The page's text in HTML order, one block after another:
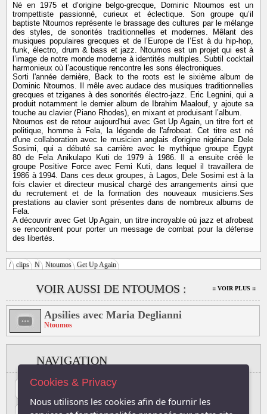
/ clips N Ntoumos Get Up Again
VOIR AUSSI DE NTOUMOS : :: VOIR PLUS ::
Apsilies avec Maria Deglianni
Ntoumos
NAVIGATION
A B C D
Né en 1975 et d’origine belgo-grecque, Dominic Ntoumos est un
trompettiste passionné, curieux et éclectique. Son groupe qu’il
baptiste Ntoumos représente le brassage des cultures par le mélange
des styles, de sonorités traditionnelles et modernes. Mêlant des
musiques populaires grecques et de l’Europe de l’Est à du hip-hop,
funk, électro, drum & bass et jazz. Ntoumos est un projet qui est à
l’image de notre monde moderne à identités multiples. Subtil cocktail
harmonieux où l’acoustique rencontre les sons électroniques.
Sorti l'année dernière, Back to the roots est le sixième album de
Dominic Ntoumos. Il mêle avec audace des musiques traditionnelles
grecques et tziganes à des sonorités électro-jazz. Eric Legnini, qui a
produit notamment le dernier album de Ibrahim Maalouf, y ajoute sa
touche au clavier (Piano Rhodes), en mixant et produisant l’album.
Ntoumos est de retour aujourd'hui avec Get Up Again, un titre fort et
politique, homme à Fela, la légende de l'afrobeat. Cet titre est né
d'une collaboration avec le musicien anglais d'origine nigériane Dele
Sosimi, qui a débuté sa carrière avec le mythique groupe Egypt
80 de Fela Anikulapo Kuti de 1979 à 1986. Il a ensuite créé le
groupe Positive Force avec Femi Kuti, dans lequel il travaillera de
1986 à 1994. Dans ces deux groupes, à Lagos, Dele Sosimi est à la
fois clavier et directeur musical chargé des arrangements ainsi que
du recrutement et de la formation des nouveaux musiciens.Ses
prestations au clavier sont présentes dans de nombreux albums de
Fela.
A découvrir avec Get Up Again, un titre incroyable où jazz et afrobeat
se rencontrent pour porter un message de combat pour la défense
des libertés.
Cookies & Privacy
Nous utilisons les cookies afin de fournir les